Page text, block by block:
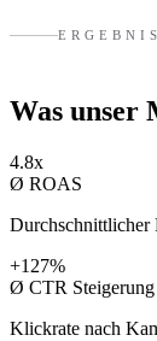
Was unser
4.8x
Ø ROAS
Durchschnittlicher
+127%
Ø CTR Steigerung
Klickrate nach